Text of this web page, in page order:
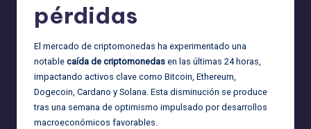
pérdidas
El mercado de criptomonedas ha experimentado una
notable caída de criptomonedas en las últimas 24 horas,
impactando activos clave como Bitcoin, Ethereum,
Dogecoin, Cardano y Solana. Esta disminución se produce
tras una semana de optimismo impulsado por desarrollos
macroeconómicos favorables.